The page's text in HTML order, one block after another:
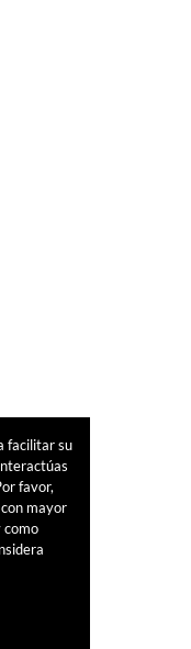
facilitar su
favor,
mayor
como